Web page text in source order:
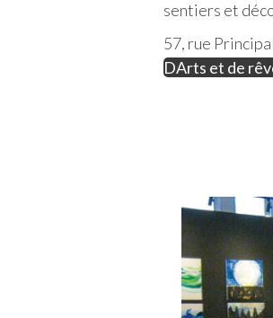
sentiers et
57, rue
DArts et de